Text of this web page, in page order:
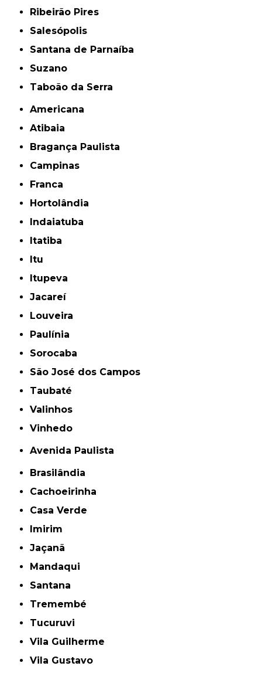
Ribeirão Pires
Salesópolis
Santana de Parnaíba
Suzano
Taboão da Serra
Americana
Atibaia
Bragança Paulista
Campinas
Franca
Hortolândia
Indaiatuba
Itatiba
Itu
Itupeva
Jacareí
Louveira
Paulínia
Sorocaba
São José dos Campos
Taubaté
Valinhos
Vinhedo
Avenida Paulista
Brasilândia
Cachoeirinha
Casa Verde
Imirim
Jaçanã
Mandaqui
Santana
Tremembé
Tucuruvi
Vila Guilherme
Vila Gustavo